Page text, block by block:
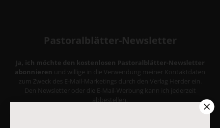
Pastoralblätter-Newsletter
Ja, ich möchte den kostenlosen Pastoralblätter-Newsletter
abonnieren und willige in die Verwendung meiner Kontaktdaten
zum Zweck des E-Mail-Marketings durch den Verlag Herder ein.
Den Newsletter oder die E-Mail-Werbung kann ich jederzeit
abbestellen.